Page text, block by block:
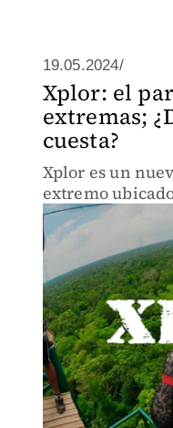
19.05.2024/
Xplor: el
extremas;
cuesta?
Xplor es un
extremo